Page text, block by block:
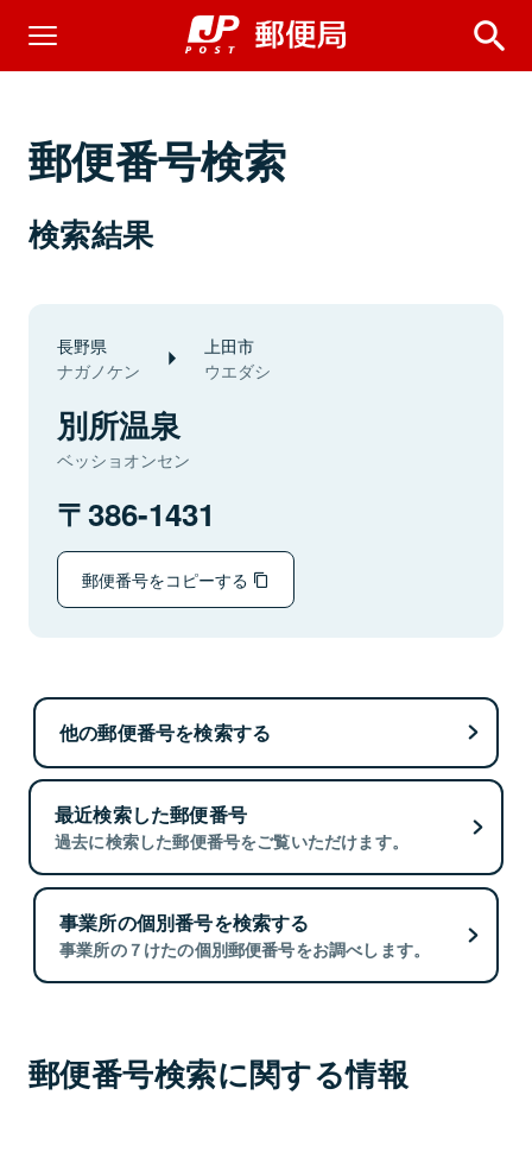
郵便番号検索
検索結果
長野県
ナガノケン
上田市
ウエダシ
別所温泉
ベッショオンセン
386-1431
郵便番号をコピーする
他の郵便番号を検索する
最近検索した郵便番号
過去に検索した郵便番号をご覧いただけます。
事業所の個別番号を検索する
事業所の７けたの個別郵便番号をお調べします。
郵便番号検索に関する情報